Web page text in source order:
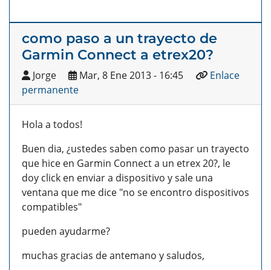
como paso a un trayecto de
Garmin Connect a etrex20?
Jorge Mar, 8 Ene 2013 - 16:45
Enlace
permanente
Hola a todos!
Buen dia, ¿ustedes saben como pasar un trayecto
que hice en Garmin Connect a un etrex 20?, le
doy click en enviar a dispositivo y sale una
ventana que me dice "no se encontro dispositivos
compatibles"
pueden ayudarme?
muchas gracias de antemano y saludos,